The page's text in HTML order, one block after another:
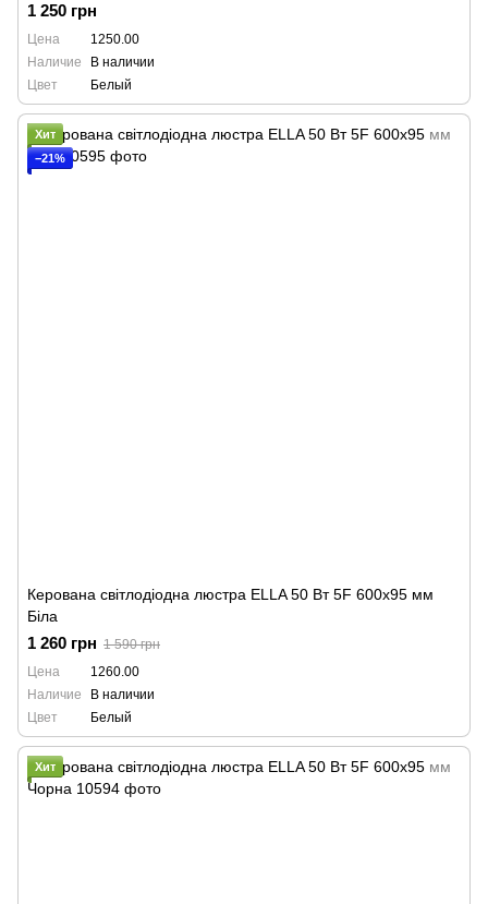
1 250 грн
Цена
1250.00
Наличие
В наличии
Цвет
Белый
Хит
−21%
Керована світлодіодна люстра ELLA 50 Вт 5F 600x95 мм
Біла
1 260 грн 1 590 грн
Цена
1260.00
Наличие
В наличии
Цвет
Белый
Хит